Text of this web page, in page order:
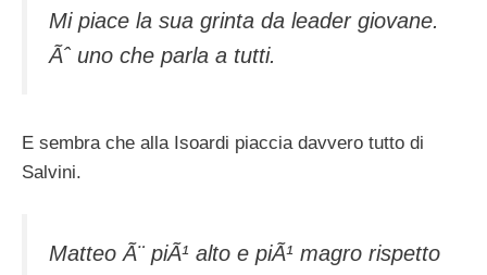
Mi piace la sua grinta da leader giovane.
Ãˆ uno che parla a tutti.
E sembra che alla Isoardi piaccia davvero tutto di
Salvini.
Matteo Ã¨ piÃ¹ alto e piÃ¹ magro rispetto